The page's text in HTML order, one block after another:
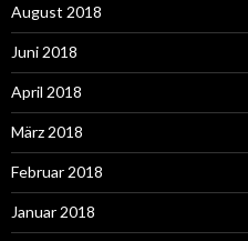
August 2018
Juni 2018
April 2018
März 2018
Februar 2018
Januar 2018